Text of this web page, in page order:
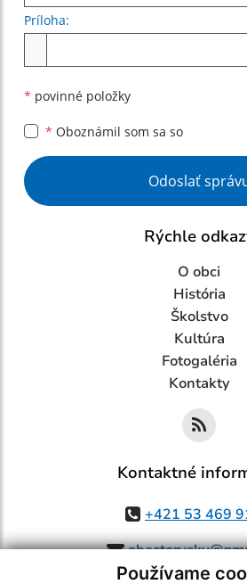
Používame
Príloha:
* povinné položky
* Oboznámil som sa so
Google reCaptcha Response
Odoslať
Rýchle
O obci
História
Školstvo
Kultúra
Fotogaléria
Kontakty
Kontaktné
+421 53 469